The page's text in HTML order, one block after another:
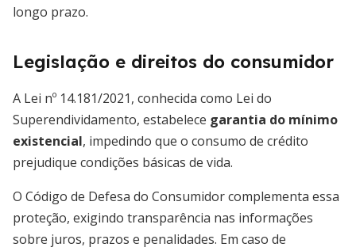
longo prazo.
Legislação e direitos do consumidor
A Lei nº 14.181/2021, conhecida como Lei do
Superendividamento, estabelece garantia do mínimo
existencial, impedindo que o consumo de crédito
prejudique condições básicas de vida.
O Código de Defesa do Consumidor complementa essa
proteção, exigindo transparência nas informações
sobre juros, prazos e penalidades. Em caso de